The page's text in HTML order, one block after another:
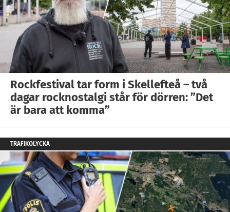
Rockfestival tar form i Skellefteå – två
dagar rocknostalgi står för dörren: ”Det
är bara att komma”
TRAFIKOLYCKA